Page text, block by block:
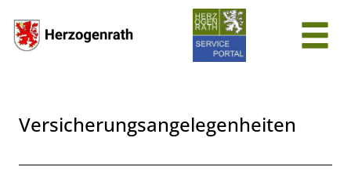
Versicherungsangelegenheiten